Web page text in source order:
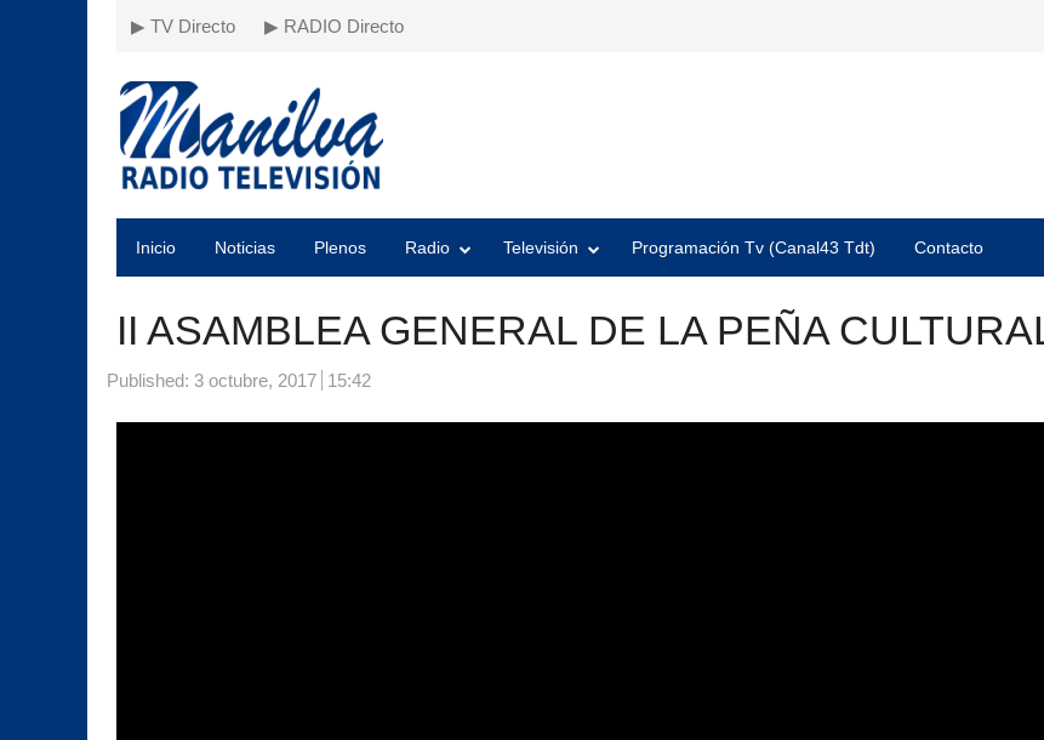
▶ TV Directo ▶ RADIO Directo
Inicio Noticias Plenos Radio Televisión Programación Tv (Canal43 Tdt) Contacto
II ASAMBLEA GENERAL DE LA PEÑA
Published: 3 octubre, 2017 15:42